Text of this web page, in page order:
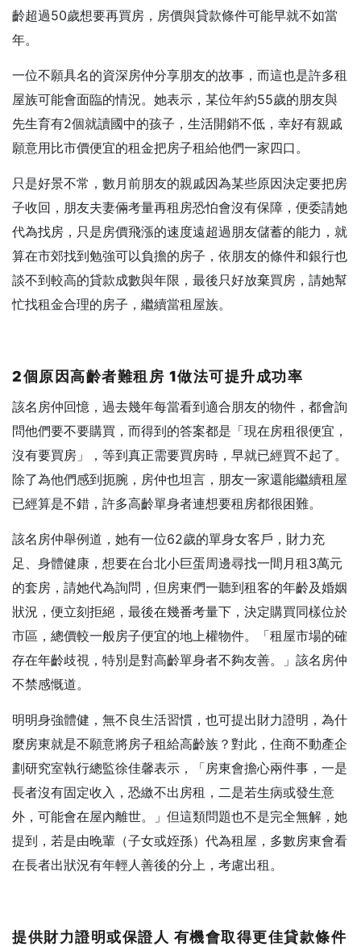
齡超過50歲想要再買房，房價與貸款條件可能早就不如當
年。
一位不願具名的資深房仲分享朋友的故事，而這也是許多租
屋族可能會面臨的情況。她表示，某位年約55歲的朋友與
先生育有2個就讀國中的孩子，生活開銷不低，幸好有親戚
願意用比市價便宜的租金把房子租給他們一家四口。
只是好景不常，數月前朋友的親戚因為某些原因決定要把房
子收回，朋友夫妻倆考量再租房恐怕會沒有保障，便委請她
代為找房，只是房價飛漲的速度遠超過朋友儲蓄的能力，就
算在市郊找到勉強可以負擔的房子，依朋友的條件和銀行也
談不到較高的貸款成數與年限，最後只好放棄買房，請她幫
忙找租金合理的房子，繼續當租屋族。
2個原因高齡者難租房 1做法可提升成功率
該名房仲回憶，過去幾年每當看到適合朋友的物件，都會詢
問他們要不要購買，而得到的答案都是「現在房租很便宜，
沒有要買房」，等到真正需要買房時，早就已經買不起了。
除了為他們感到扼腕，房仲也坦言，朋友一家還能繼續租屋
已經算是不錯，許多高齡單身者連想要租房都很困難。
該名房仲舉例道，她有一位62歲的單身女客戶，財力充
足、身體健康，想要在台北小巨蛋周邊尋找一間月租3萬元
的套房，請她代為詢問，但房東們一聽到租客的年齡及婚姻
狀況，便立刻拒絕，最後在幾番考量下，決定購買同樣位於
市區，總價較一般房子便宜的地上權物件。「租屋市場的確
存在年齡歧視，特別是對高齡單身者不夠友善。」該名房仲
不禁感慨道。
明明身強體健，無不良生活習慣，也可提出財力證明，為什
麼房東就是不願意將房子租給高齡族？對此，住商不動產企
劃研究室執行總監徐佳馨表示，「房東會擔心兩件事，一是
長者沒有固定收入，恐繳不出房租，二是若生病或發生意
外，可能會在屋內離世。」但這類問題也不是完全無解，她
提到，若是由晚輩（子女或姪孫）代為租屋，多數房東會看
在長者出狀況有年輕人善後的分上，考慮出租。
提供財力證明或保證人 有機會取得更佳貸款條件